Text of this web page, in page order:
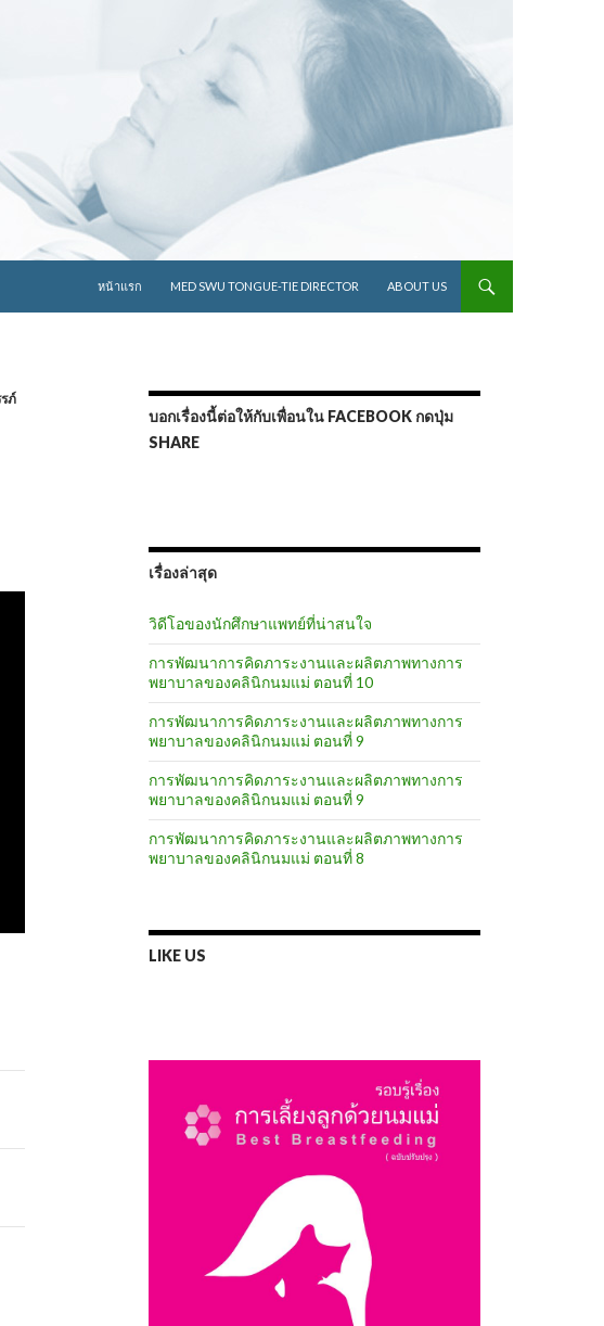
หน้าแรก
MED SWU TONGUE-TIE DIRECTOR ABOUT US
ภ์
บอกเรื่องนี้ต่อให้กับเพื่อนใน FACEBOOK กดปุ่ม
SHARE
เรื่องล่าสุด
วิดีโอของนักศึกษาแพทย์ที่น่าสนใจ
การพัฒนาการคิดภาระงานและผลิตภาพทางการ
พยาบาลของคลินิกนมแม่ ตอนที่ 10
การพัฒนาการคิดภาระงานและผลิตภาพทางการ
พยาบาลของคลินิกนมแม่ ตอนที่ 9
การพัฒนาการคิดภาระงานและผลิตภาพทางการ
พยาบาลของคลินิกนมแม่ ตอนที่ 9
การพัฒนาการคิดภาระงานและผลิตภาพทางการ
พยาบาลของคลินิกนมแม่ ตอนที่ 8
LIKE US